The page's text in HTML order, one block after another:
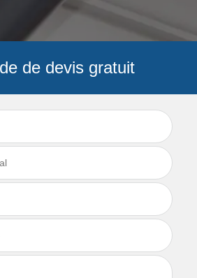
de devis gratuit